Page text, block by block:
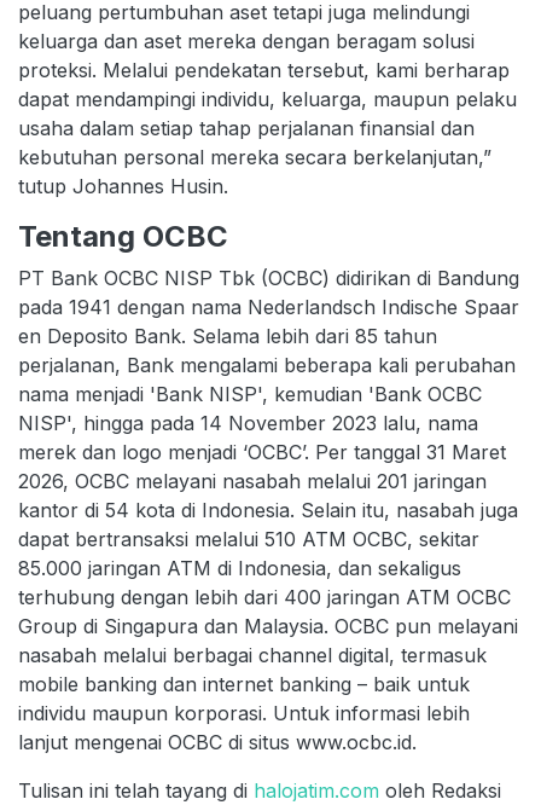
peluang pertumbuhan aset tetapi juga melindungi
keluarga dan aset mereka dengan beragam solusi
proteksi. Melalui pendekatan tersebut, kami berharap
dapat mendampingi individu, keluarga, maupun pelaku
usaha dalam setiap tahap perjalanan finansial dan
kebutuhan personal mereka secara berkelanjutan,”
tutup Johannes Husin.
Tentang OCBC
PT Bank OCBC NISP Tbk (OCBC) didirikan di Bandung
pada 1941 dengan nama Nederlandsch Indische Spaar
en Deposito Bank. Selama lebih dari 85 tahun
perjalanan, Bank mengalami beberapa kali perubahan
nama menjadi 'Bank NISP', kemudian 'Bank OCBC
NISP', hingga pada 14 November 2023 lalu, nama
merek dan logo menjadi ‘OCBC’. Per tanggal 31 Maret
2026, OCBC melayani nasabah melalui 201 jaringan
kantor di 54 kota di Indonesia. Selain itu, nasabah juga
dapat bertransaksi melalui 510 ATM OCBC, sekitar
85.000 jaringan ATM di Indonesia, dan sekaligus
terhubung dengan lebih dari 400 jaringan ATM OCBC
Group di Singapura dan Malaysia. OCBC pun melayani
nasabah melalui berbagai channel digital, termasuk
mobile banking dan internet banking – baik untuk
individu maupun korporasi. Untuk informasi lebih
lanjut mengenai OCBC di situs www.ocbc.id.
Tulisan ini telah tayang di halojatim.com oleh Redaksi